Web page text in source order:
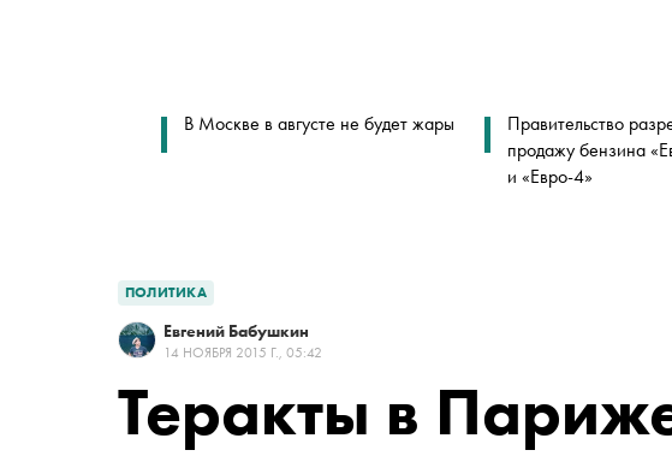
В Москве в августе не будет жары
Правительство
продажу бензина
и «Евро-4»
ПОЛИТИКА
Евгений Бабушкин
14 НОЯБРЯ 2015 Г., 05:42
Теракты в